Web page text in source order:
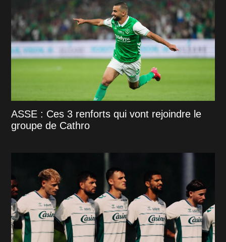
ASSE : Ces 3 renforts qui vont rejoindre le
groupe de Cathro